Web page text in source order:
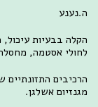
ה.נענע
הקלה בבעיות
לחולי אסטמה,
מגנזיום אשלגן.